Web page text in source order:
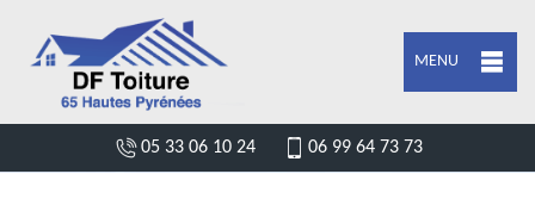
MENU
05 33 06 10 24 06 99 64 73 73